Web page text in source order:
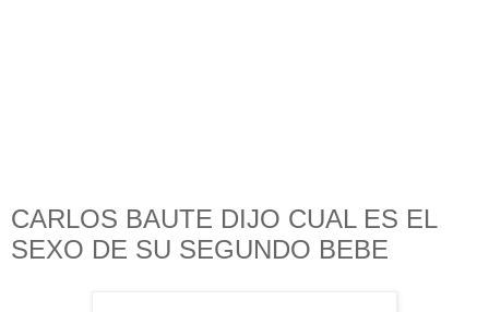
CARLOS BAUTE DIJO CUAL ES EL
SEXO DE SU SEGUNDO BEBE